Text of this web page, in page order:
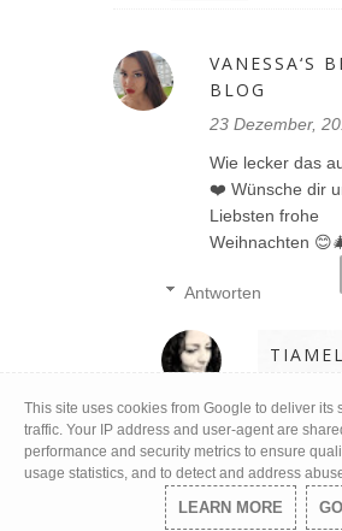
VANESSA‘S
BLOG
23 Dezember,
Wie lecker das
❤️ Wünsche dir
Liebsten frohe
Weihnachten
Antworten
TIAMEL
2017
Danke
hoffe, du
auch ein
This site uses cookies from Google to deliver its
traffic. Your IP address and user-agent are
performance and security metrics to ensure
usage statistics, and to detect and address
LEARN MORE